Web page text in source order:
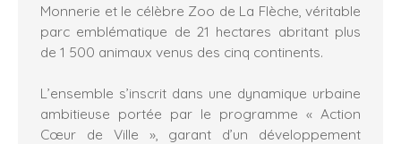
Monnerie et le célèbre Zoo de La Flèche, véritable
parc emblématique de 21 hectares abritant plus
de 1 500 animaux venus des cinq continents.
L’ensemble s’inscrit dans une dynamique urbaine
ambitieuse portée par le programme « Action
Cœur de Ville », garant d’un développement